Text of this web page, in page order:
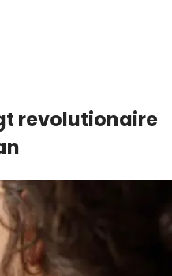
revolutionaire